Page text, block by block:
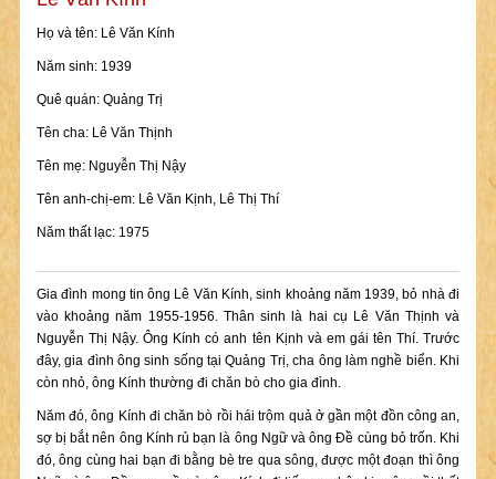
Họ và tên: Lê Văn Kính
Năm sinh: 1939
Quê quán: Quảng Trị
Tên cha: Lê Văn Thịnh
Tên mẹ: Nguyễn Thị Nậy
Tên anh-chị-em: Lê Văn Kịnh, Lê Thị Thí
Năm thất lạc: 1975
Gia đình mong tin ông Lê Văn Kính, sinh khoảng năm 1939, bỏ nhà đi
vào khoảng năm 1955-1956. Thân sinh là hai cụ Lê Văn Thịnh và
Nguyễn Thị Nậy. Ông Kính có anh tên Kịnh và em gái tên Thí. Trước
đây, gia đình ông sinh sống tại Quảng Trị, cha ông làm nghề biển. Khi
còn nhỏ, ông Kính thường đi chăn bò cho gia đình.
Năm đó, ông Kính đi chăn bò rồi hái trộm quả ở gần một đồn công an,
sợ bị bắt nên ông Kính rủ bạn là ông Ngữ và ông Đề cùng bỏ trốn. Khi
đó, ông cùng hai bạn đi bằng bè tre qua sông, được một đoạn thì ông